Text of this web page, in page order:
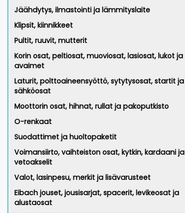
Jäähdytys, ilmastointi ja lämmityslaite
Klipsit, kiinnikkeet
Pultit, ruuvit, mutterit
Korin osat, peltiosat, muoviosat, lasiosat, lukot ja
avaimet
Laturit, polttoaineensyöttö, sytytysosat, startit ja
sähköosat
Moottorin osat, hihnat, rullat ja pakoputkisto
O-renkaat
Suodattimet ja huoltopaketit
Voimansiirto, vaihteiston osat, kytkin, kardaani ja
vetoakselit
Valot, lasinpesu, merkit ja lisävarusteet
Eibach jouset, jousisarjat, spacerit, levikeosat ja
alustaosat